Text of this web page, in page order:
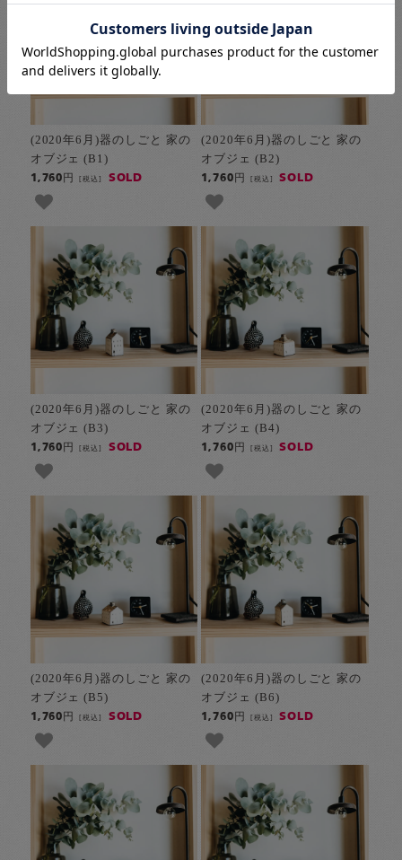
(2020年6月)器のしごと 家の
オブジェ (B1)
1,760円[税込] SOLD
(2020年6月)器のしごと 家の
オブジェ (B2)
1,760円 [税込] SOLD
(2020年6月)器のしごと 家の
オブジェ (B3)
1,760円[税込] SOLD
(2020年6月)器のしごと 家の
オブジェ (B4)
1,760円 [税込] SOLD
(2020年6月)器のしごと 家の
オブジェ (B5)
1,760円[税込] SOLD
(2020年6月)器のしごと 家の
オブジェ (B6)
1,760円 [税込] SOLD